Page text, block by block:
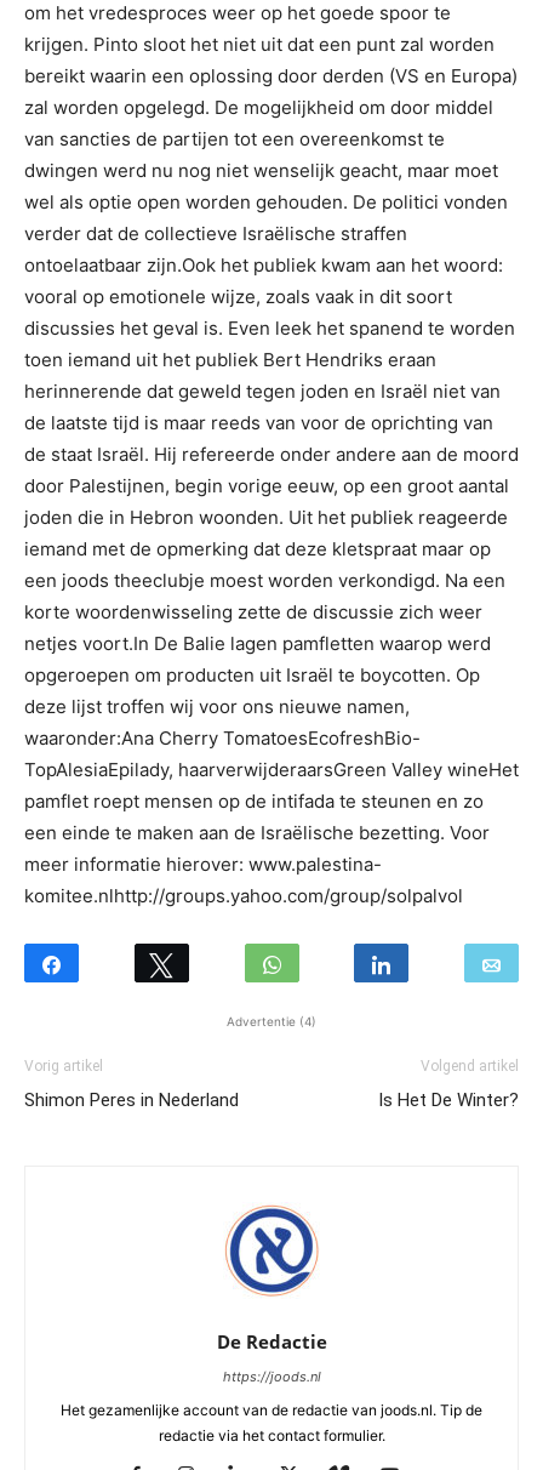
om het vredesproces weer op het goede spoor te
krijgen. Pinto sloot het niet uit dat een punt zal worden
bereikt waarin een oplossing door derden (VS en Europa)
zal worden opgelegd. De mogelijkheid om door middel
van sancties de partijen tot een overeenkomst te
dwingen werd nu nog niet wenselijk geacht, maar moet
wel als optie open worden gehouden. De politici vonden
verder dat de collectieve Israëlische straffen
ontoelaatbaar zijn.Ook het publiek kwam aan het woord:
vooral op emotionele wijze, zoals vaak in dit soort
discussies het geval is. Even leek het spanend te worden
toen iemand uit het publiek Bert Hendriks eraan
herinnerende dat geweld tegen joden en Israël niet van
de laatste tijd is maar reeds van voor de oprichting van
de staat Israël. Hij refereerde onder andere aan de moord
door Palestijnen, begin vorige eeuw, op een groot aantal
joden die in Hebron woonden. Uit het publiek reageerde
iemand met de opmerking dat deze kletspraat maar op
een joods theeclubje moest worden verkondigd. Na een
korte woordenwisseling zette de discussie zich weer
netjes voort.In De Balie lagen pamfletten waarop werd
opgeroepen om producten uit Israël te boycotten. Op
deze lijst troffen wij voor ons nieuwe namen,
waaronder:Ana Cherry TomatoesEcofreshBio-
TopAlesiaEpilady, haarverwijderaarsGreen Valley wineHet
pamflet roept mensen op de intifada te steunen en zo
een einde te maken aan de Israëlische bezetting. Voor
meer informatie hierover: www.palestina-
komitee.nlhttp://groups.yahoo.com/group/solpalvol
Advertentie (4)
Vorig artikel
Shimon Peres in Nederland
Volgend artikel
Is Het De Winter?
De Redactie
https://joods.nl
Het gezamenlijke account van de redactie van joods.nl. Tip de
redactie via het contact formulier.